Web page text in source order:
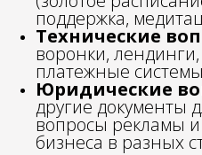
поддержка,
Технические
воронки,
платежные
Юридические
другие документы
вопросы рекламы
бизнеса в разных